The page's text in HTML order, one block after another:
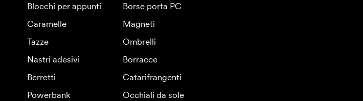
Blocchi per appunti
Borse porta PC
Caramelle
Magneti
Tazze
Ombrelli
Nastri adesivi
Borracce
Berretti
Catarifrangenti
Powerbank
Occhiali da sole